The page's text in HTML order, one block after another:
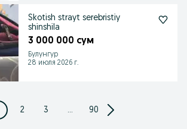
Skotish strayt serebristiy
shinshila
3 000 000 сум
Булунгур
28 июля 2026 г.
2 3 ... 90